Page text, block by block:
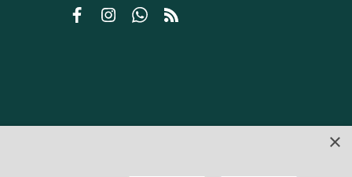
Facebook InstagramWhatsapp
×